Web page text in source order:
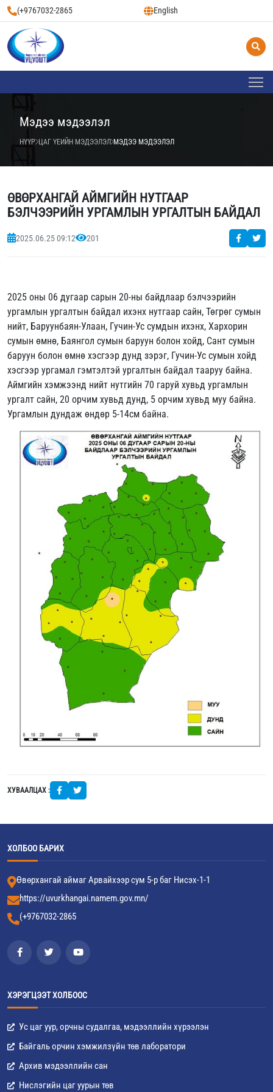
(+9767032-2865 English
Мэдээ мэдээлэл
НҮҮР ЦАГ ҮЕИЙН МЭДЭЭЛЭЛ МЭДЭЭ МЭДЭЭЛЭЛ
ӨВӨРХАНГАЙ АЙМГИЙН НУТГААР
БЭЛЧЭЭРИЙН УРГАМЛЫН УРГАЛТЫН БАЙДАЛ
2025.06.25 09:12 201
2025 оны 06 дугаар сарын 20-ны байдлаар бэлчээрийн
ургамлын ургалтын байдал ихэнх нутгаар сайн, Төгрөг сумын
нийт, Баруунбаян-Улаан, Гучин-Ус сумдын ихэнх, Хархорин
сумын өмнө, Баянгол сумын баруун болон хойд, Сант сумын
баруун болон өмнө хэсгээр дунд зэрэг, Гучин-Ус сумын хойд
хэсгээр ургамал гэмтэлтэй ургалтын байдал тааруу байна.
Аймгийн хэмжээнд нийт нутгийн 70 гаруй хувьд ургамлын
ургалт сайн, 20 орчим хувьд дунд, 5 орчим хувьд муу байна.
Ургамлын дундаж өндөр 5-14см байна.
ХУВААЛЦАХ :
ХОЛБОО БАРИХ
Өвөрхангай аймаг Арвайхээр сум 5-р баг Нисэх-1-1
https://uvurkhangai.namem.gov.mn/
(+9767032-2865
ХЭРЭГЦЭЭТ ХОЛБООС
Ус цаг уур, орчны судалгаа, мэдээллийн хүрээлэн
Байгаль орчин хэмжилзүйн төв лаборатори
Архив мэдээллийн сан
Нислэгийн цаг уурын төв